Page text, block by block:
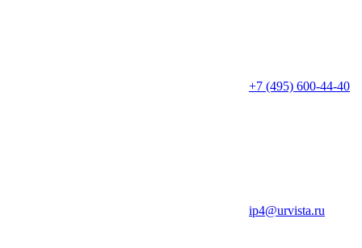
+7 (495) 600-44-40
ip4@urvista.ru